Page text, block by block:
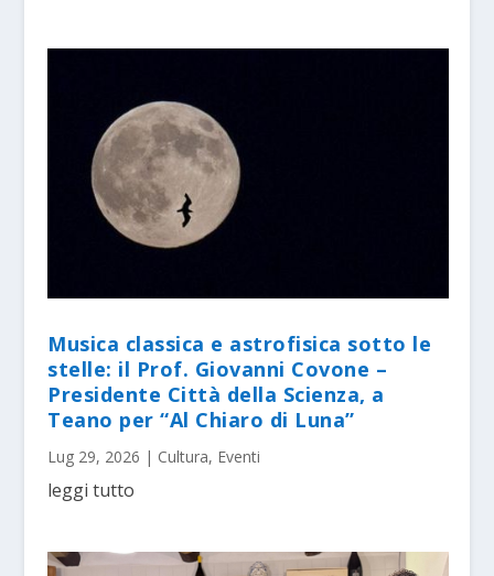
Musica classica e astrofisica sotto le
stelle: il Prof. Giovanni Covone –
Presidente Città della Scienza, a
Teano per “Al Chiaro di Luna”
Lug 29, 2026 | Cultura, Eventi
leggi tutto